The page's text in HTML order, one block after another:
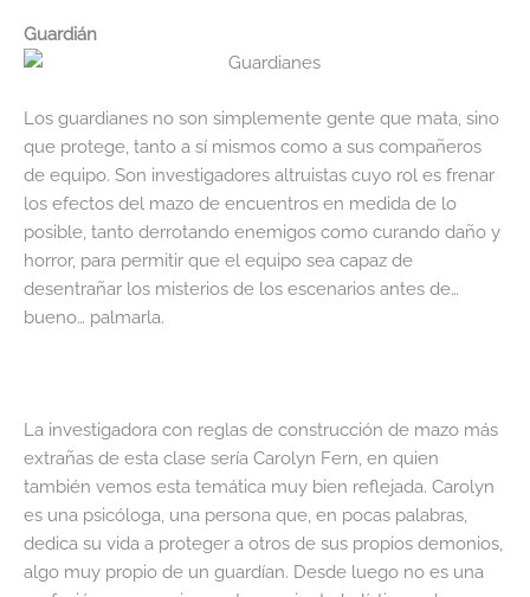
Guardián
Los guardianes no son simplemente gente que mata, sino
que protege, tanto a sí mismos como a sus compañeros
de equipo. Son investigadores altruistas cuyo rol es frenar
los efectos del mazo de encuentros en medida de lo
posible, tanto derrotando enemigos como curando daño y
horror, para permitir que el equipo sea capaz de
desentrañar los misterios de los escenarios antes de…
bueno… palmarla.
La investigadora con reglas de construcción de mazo más
extrañas de esta clase sería Carolyn Fern, en quien
también vemos esta temática muy bien reflejada. Carolyn
es una psicóloga, una persona que, en pocas palabras,
dedica su vida a proteger a otros de sus propios demonios,
algo muy propio de un guardían. Desde luego no es una